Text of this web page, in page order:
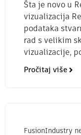
Šta je novo u
vizualizacija
podataka
rad s velikim
vizualizacije,
Pročitaj više
FusionIndustry